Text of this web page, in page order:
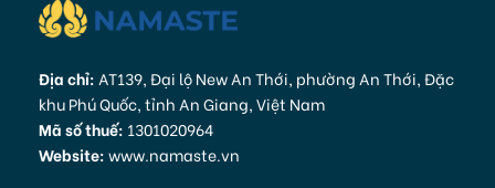
Địa chỉ: AT139, Đại lộ New An Thới, phường An Thới, Đặc
khu Phú Quốc, tỉnh An Giang, Việt Nam
Mã số thuế: 1301020964
Website:www.namaste.vn